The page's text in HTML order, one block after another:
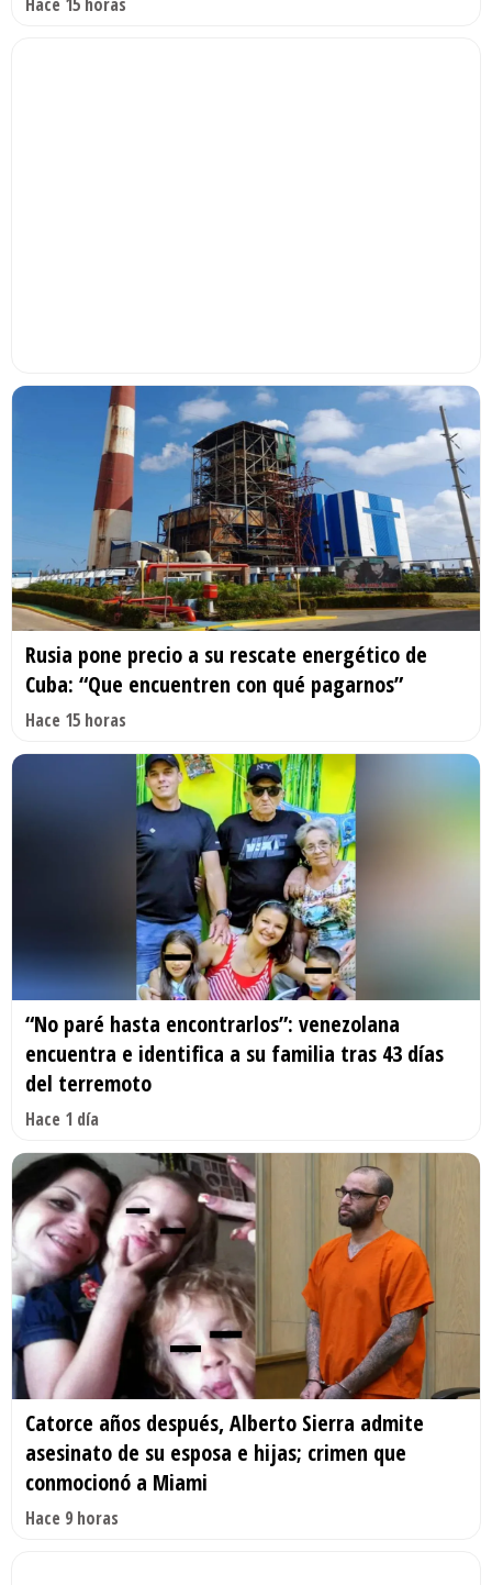
Rusia pone precio a su rescate energético de
Cuba: “Que encuentren con qué pagarnos”
Hace 15 horas
“No paré hasta encontrarlos”: venezolana
encuentra e identifica a su familia tras 43 días
del terremoto
Hace 1 día
Catorce años después, Alberto Sierra admite
asesinato de su esposa e hijas; crimen que
conmocionó a Miami
Hace 9 horas